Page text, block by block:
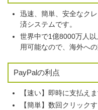
迅速、簡単、安全なク
済システムです。
世界中で1億8000万人
用可能なので、海外へ
PayPalの利点
【速い】即時に支払えま
【簡単】数回クリック